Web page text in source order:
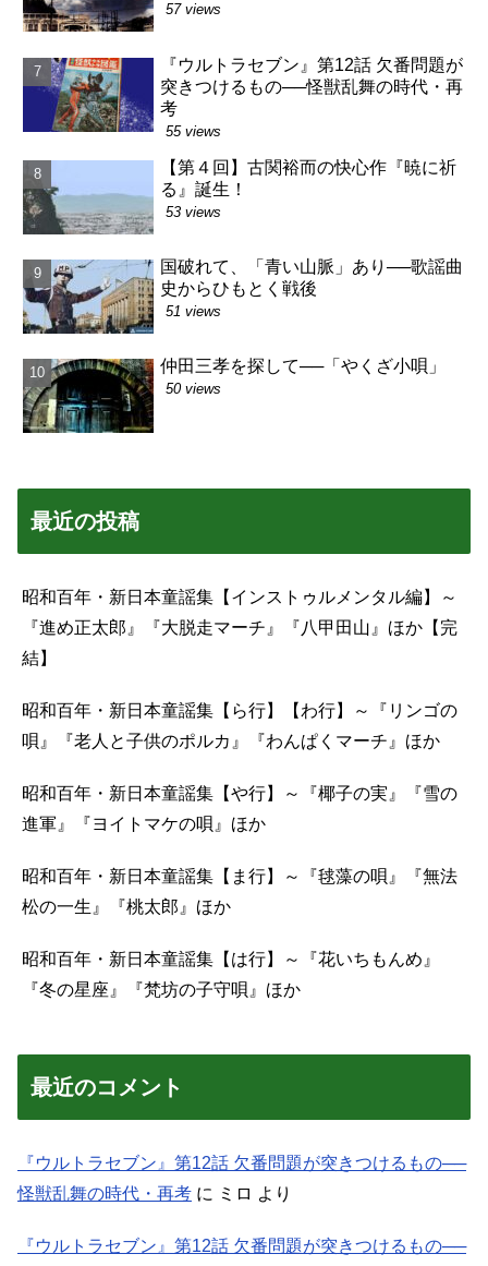
57 views
『ウルトラセブン』第12話 欠番問題が
突きつけるもの──怪獣乱舞の時代・再
考
55 views
【第４回】古関裕而の快心作『暁に祈
る』誕生！
53 views
国破れて、「青い山脈」あり──歌謡曲
史からひもとく戦後
51 views
仲田三孝を探して──「やくざ小唄」
50 views
最近の投稿
昭和百年・新日本童謡集【インストゥルメンタル編】～
『進め正太郎』『大脱走マーチ』『八甲田山』ほか【完
結】
昭和百年・新日本童謡集【ら行】【わ行】～『リンゴの
唄』『老人と子供のポルカ』『わんぱくマーチ』ほか
昭和百年・新日本童謡集【や行】～『椰子の実』『雪の
進軍』『ヨイトマケの唄』ほか
昭和百年・新日本童謡集【ま行】～『毬藻の唄』『無法
松の一生』『桃太郎』ほか
昭和百年・新日本童謡集【は行】～『花いちもんめ』
『冬の星座』『梵坊の子守唄』ほか
最近のコメント
『ウルトラセブン』第12話 欠番問題が突きつけるもの──
怪獣乱舞の時代・再考 に ミロ より
『ウルトラセブン』第12話 欠番問題が突きつけるもの──